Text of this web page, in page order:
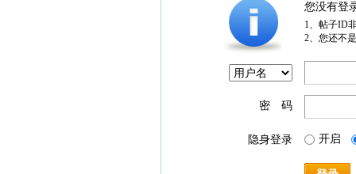
您没有登
1、帖子ID
2、您还不
密 码
隐身登录 开启